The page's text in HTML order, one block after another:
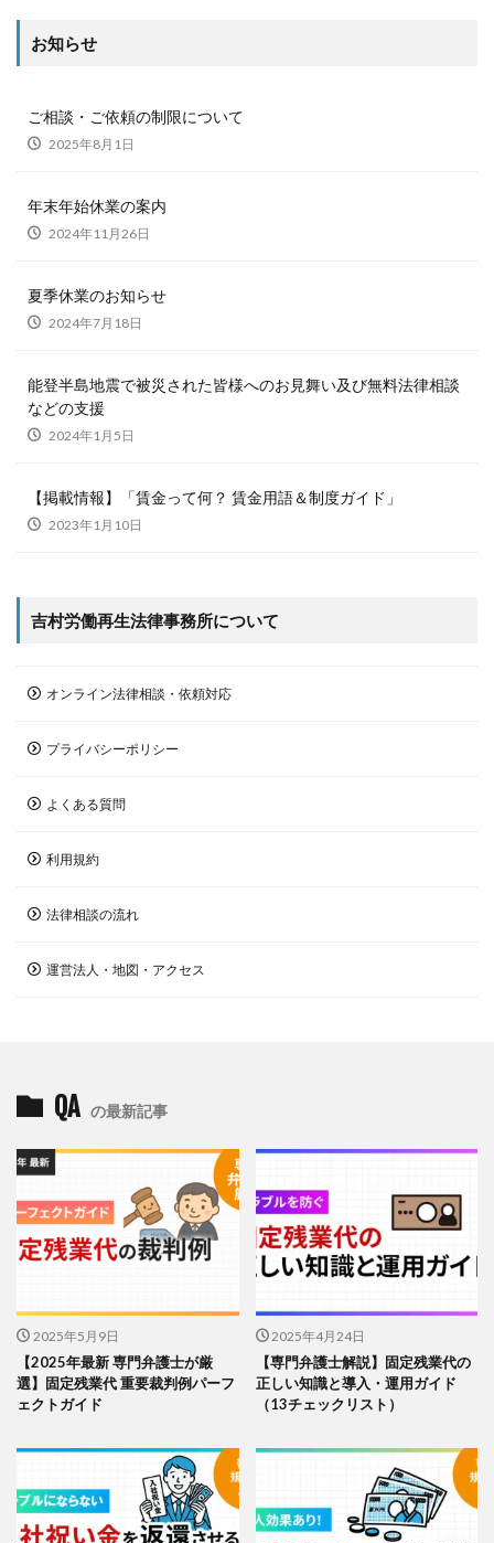
お知らせ
ご相談・ご依頼の制限について
2025年8月1日
年末年始休業の案内
2024年11月26日
夏季休業のお知らせ
2024年7月18日
能登半島地震で被災された皆様へのお見舞い及び無料法律相談
などの支援
2024年1月5日
【掲載情報】「賃金って何？ 賃金用語＆制度ガイド」
2023年1月10日
吉村労働再生法律事務所について
オンライン法律相談・依頼対応
プライバシーポリシー
よくある質問
利用規約
法律相談の流れ
運営法人・地図・アクセス
QA の最新記事
2025年5月9日
【2025年最新 専門弁護士が厳
選】固定残業代 重要裁判例パーフ
ェクトガイド
2025年4月24日
【専門弁護士解説】固定残業代の
正しい知識と導入・運用ガイド
（13チェックリスト）